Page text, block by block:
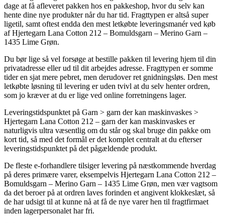
dage at få afleveret pakken hos en pakkeshop, hvor du selv kan
hente dine nye produkter når du har tid. Fragttypen er altså super
ligetil, samt oftest endda den mest letkøbte leveringsmanér ved køb
af Hjertegarn Lana Cotton 212 – Bomuldsgarn – Merino Garn –
1435 Lime Grøn.
Du bør lige så vel forsøge at bestille pakken til levering hjem til din
privatadresse eller ud til dit arbejdes adresse. Fragttypen er somme
tider en sjat mere pebret, men derudover ret gnidningsløs. Den mest
letkøbte løsning til levering er uden tvivl at du selv henter ordren,
som jo kræver at du er lige ved online forretningens lager.
Leveringstidspunktet på Garn > garn der kan maskinvaskes >
Hjertegarn Lana Cotton 212 – garn der kan maskinvaskes er
naturligvis ultra væsentlig om du står og skal bruge din pakke om
kort tid, så med det formål er det komplet centralt at du efterser
leveringstidspunktet på det pågældende produkt.
De fleste e-forhandlere tilsiger levering på næstkommende hverdag
på deres primære varer, eksempelvis Hjertegarn Lana Cotton 212 –
Bomuldsgarn – Merino Garn – 1435 Lime Grøn, men vær vagtsom
da det beroer på at ordren laves forinden et angivent klokkeslæt, så
de har udsigt til at kunne nå at få de nye varer hen til fragtfirmaet
inden lagerpersonalet har fri.